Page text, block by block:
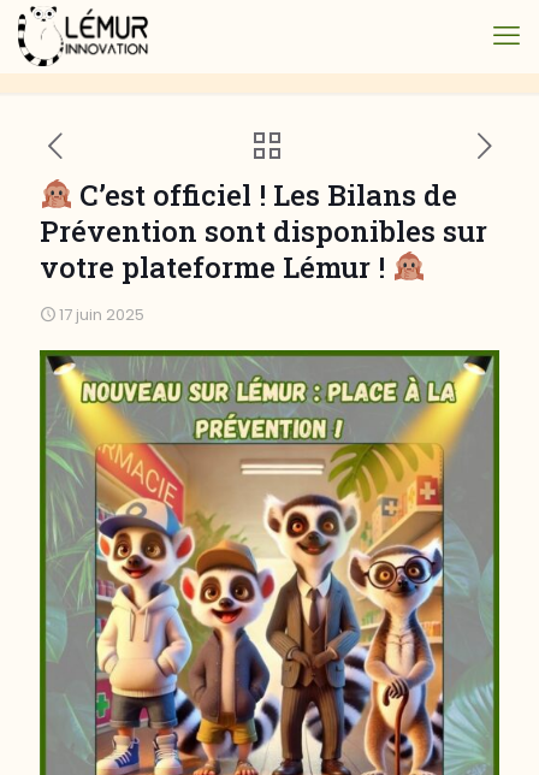
C’est officiel ! Les Bilans de
Prévention sont disponibles sur
votre plateforme Lémur !
17 juin 2025